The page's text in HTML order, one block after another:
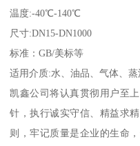
温度:-40℃-140℃
尺寸:DN15-DN1000
标准：GB/美标等
适用介质:水、油品、气体、
凯鑫公司将认真贯彻用户至
针，执行诚实守信、精益求
则，牢记质量是企业的生命